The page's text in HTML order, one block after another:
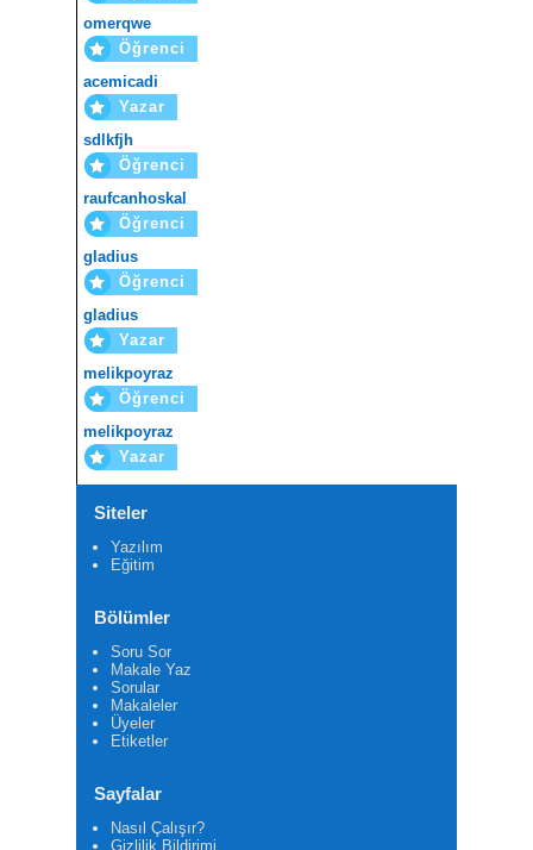
omerqwe
Öğrenci
acemicadi
Yazar
sdlkfjh
Öğrenci
raufcanhoskal
Öğrenci
gladius
Öğrenci
gladius
Yazar
melikpoyraz
Öğrenci
melikpoyraz
Yazar
Siteler
Yazılım
Eğitim
Bölümler
Soru Sor
Makale Yaz
Sorular
Makaleler
Üyeler
Etiketler
Sayfalar
Nasıl Çalışır?
Gizlilik Bildirimi